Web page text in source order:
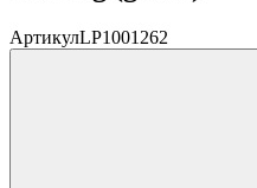
АртикулLP1001262